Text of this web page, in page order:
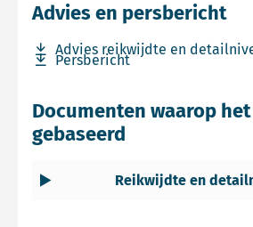
Advies en persbericht
Advies reikwijdte en
Download bestand Advies
Persbericht
Download bestand Persbericht
Documenten waarop
gebaseerd
Reikwijdte en